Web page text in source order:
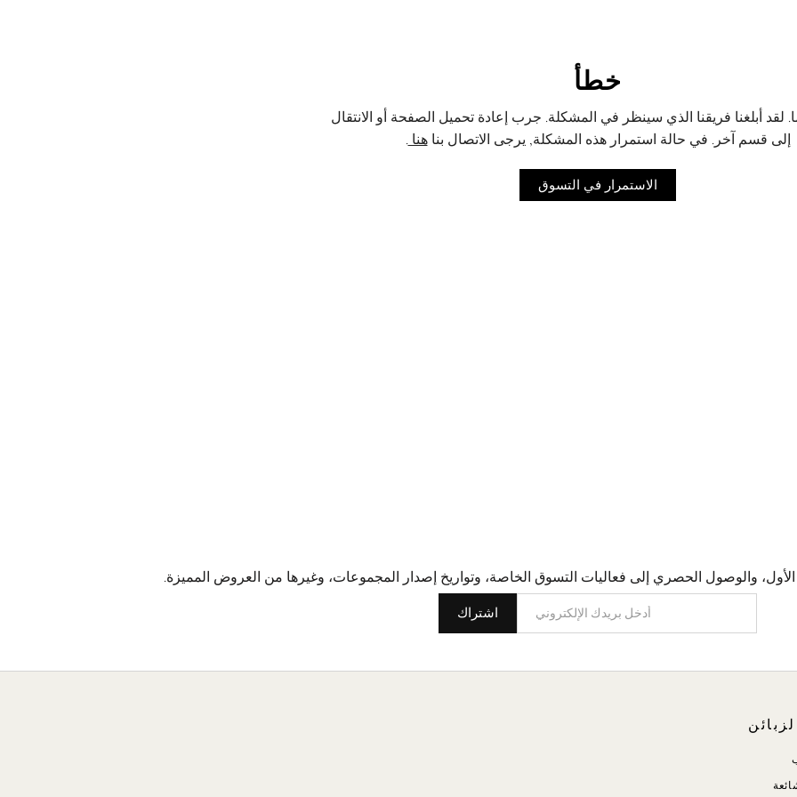
خطأ
أبلغنا فريقنا الذي سينظر في المشكلة. جرب إعادة تحميل الصفحة أو الانتقال
إلى قسم آخر. في حالة استمرار هذه المشكلة, يرجى الاتصال بناهنا.
الاستمرار في التسوق
اشتراك